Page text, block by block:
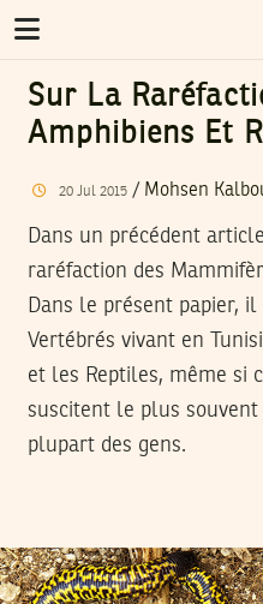
Sur La
Amphibiens Et
20 Jul 2015/ Mohsen
Dans un précédent
raréfaction des
Dans le présent papier,
Vertébrés vivant en
et les Reptiles, même si
suscitent le plus
plupart des gens.